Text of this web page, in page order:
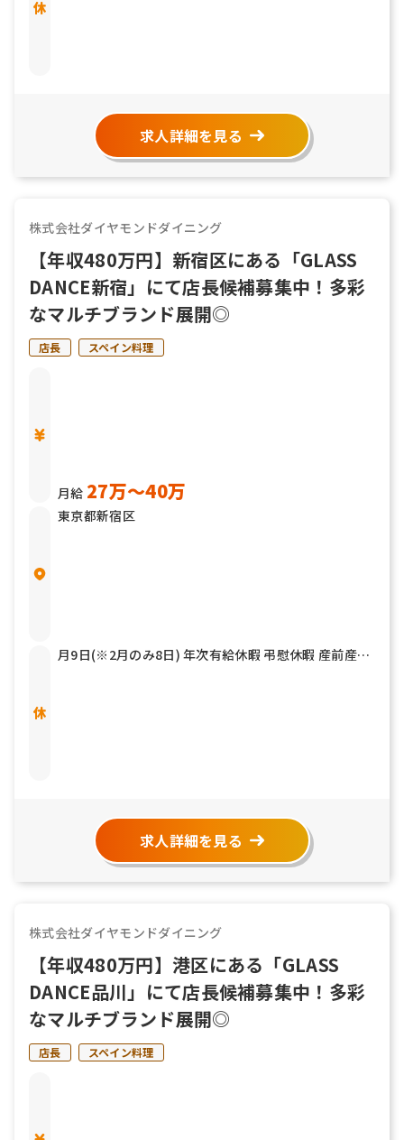
求人詳細を見る
株式会社ダイヤモンドダイニング
【年収480万円】新宿区にある「GLASS
DANCE新宿」にて店長候補募集中！多彩
なマルチブランド展開◎
店長 スペイン料理
月給 27万〜40万
東京都新宿区
月9日(※2月のみ8日) 年次有給休暇 弔慰休暇 産前産後
求人詳細を見る
株式会社ダイヤモンドダイニング
【年収480万円】港区にある「GLASS
DANCE品川」にて店長候補募集中！多彩
なマルチブランド展開◎
店長 スペイン料理